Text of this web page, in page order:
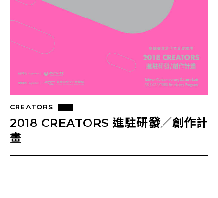
CREATORS
2018 CREATORS 進駐研發／創作計
畫